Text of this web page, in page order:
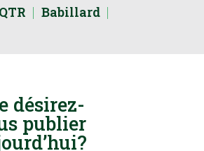
Babillard
désirez-
publier